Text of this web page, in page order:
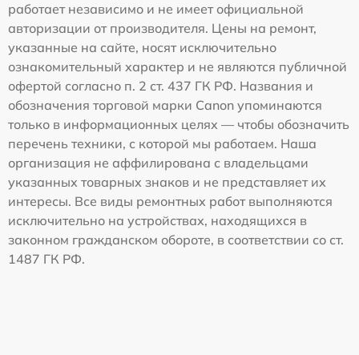
работает независимо и не имеет официальной
авторизации от производителя. Цены на ремонт,
указанные на сайте, носят исключительно
ознакомительный характер и не являются публичной
офертой согласно п. 2 ст. 437 ГК РФ. Названия и
обозначения торговой марки Canon упоминаются
только в информационных целях — чтобы обозначить
перечень техники, с которой мы работаем. Наша
организация не аффилирована с владельцами
указанных товарных знаков и не представляет их
интересы. Все виды ремонтных работ выполняются
исключительно на устройствах, находящихся в
законном гражданском обороте, в соответствии со ст.
1487 ГК РФ.